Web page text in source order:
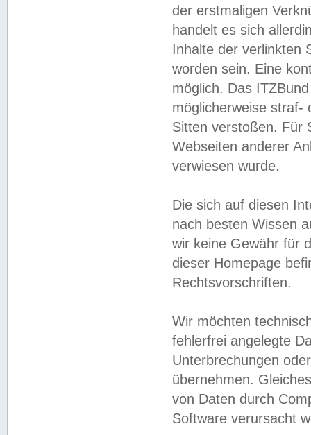
der erstmaligen
handelt es sich
Inhalte der verlinkten
worden sein. Eine
möglich. Das
möglicherweise straf-
Sitten verstoßen. Für
Webseiten anderer
verwiesen wurde.
Die sich auf diesen
nach besten Wissen
wir keine Gewähr für
dieser Homepage
Rechtsvorschriften.
Wir möchten
fehlerfrei angelegte
Unterbrechungen
übernehmen.
von Daten durch
Software verursacht